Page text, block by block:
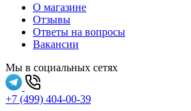
О магазине
Отзывы
Ответы на вопросы
Вакансии
Мы в социальных сетях
+7 (499) 404-00-39